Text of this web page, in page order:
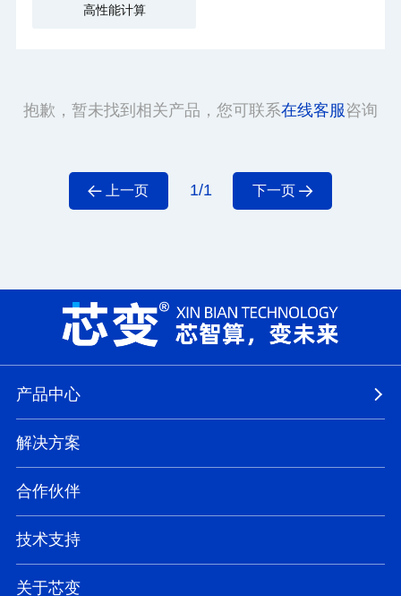
高性能计算
抱歉，暂未找到相关产品，您可联系在线客服 咨询
上一页 1/1 下一页
产品中心
解决方案
合作伙伴
技术支持
关于芯变